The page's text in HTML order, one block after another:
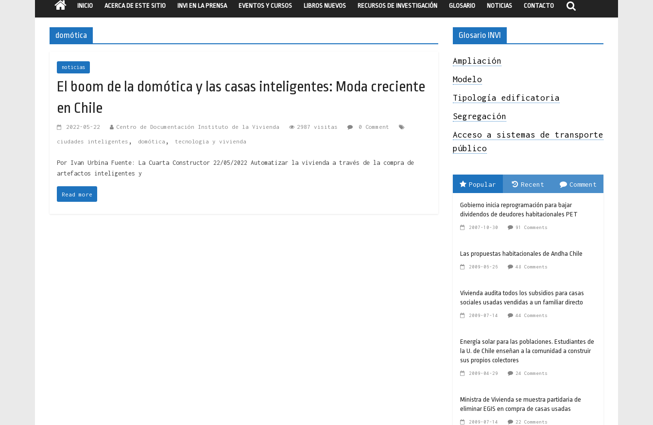
INICIO ACERCA DE ESTE SITIO INVI EN LA PRENSA EVENTOS Y CURSOS LIBROS NUEVOS RECURSOS DE INVESTIGACIÓN GLOSARIO NOTICIAS CONTACTO
domótica
noticias
El boom de la domótica y las casas inteligentes: Moda creciente
en Chile
2022-05-22 Centro de Documentación Instituto de la Vivienda 2987 visitas 0 Comment
ciudades inteligentes , domótica , tecnologia y vivienda
Por Ivan Urbina Fuente: La Cuarta Constructor 22/05/2022 Automatizar la vivienda a través de la compra de
artefactos inteligentes y
Read more
Glosario INVI
Ampliación
Modelo
Tipología edificatoria
Segregación
Acceso a sistemas de transporte
público
Popular Recent Comment
Gobierno inicia reprogramación para bajar
dividendos de deudores habitacionales PET
2007-10-30 91 Comments
Las propuestas habitacionales de Andha Chile
2009-06-26 48 Comments
Vivienda audita todos los subsidios para casas
sociales usadas vendidas a un familiar directo
2009-07-14 44 Comments
Energía solar para las poblaciones. Estudiantes de
la U. de Chile enseñan a la comunidad a construir
sus propios colectores
2009-04-29 24 Comments
Ministra de Vivienda se muestra partidaria de
eliminar EGIS en compra de casas usadas
2009-07-14 22 Comments